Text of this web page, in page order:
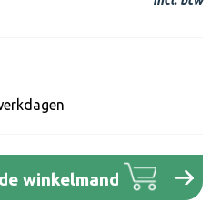
Voer de
winkelmand